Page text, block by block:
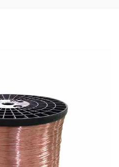
въздух
слой от
на час. Ако този
натрупването на
на
само за пет години.
на напрежението в
проблеми с
сериозно